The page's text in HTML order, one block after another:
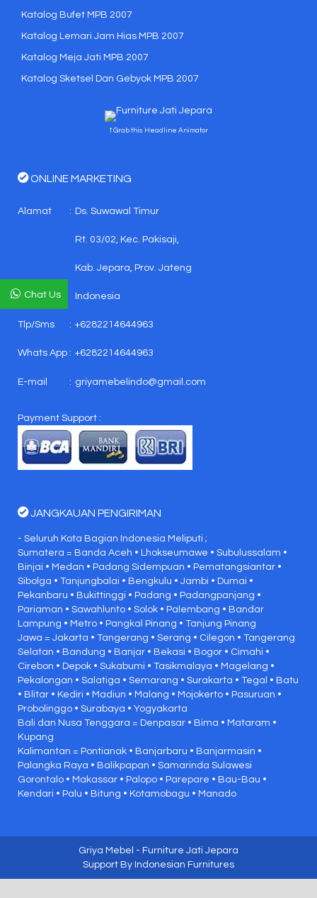
Katalog Bufet MPB 2007
Katalog Lemari Jam Hias MPB 2007
Katalog Meja Jati MPB 2007
Katalog Sketsel Dan Gebyok MPB 2007
↑ Grab this Headline Animator
ONLINE MARKETING
Alamat : Ds. Suwawal Timur
Rt. 03/02, Kec. Pakisaji,
Kab. Jepara, Prov. Jateng
Indonesia
Tlp/Sms : +6282214644963
Whats App : +6282214644963
E-mail : griyamebelindo@gmail.com
Payment Support :
JANGKAUAN PENGIRIMAN
- Seluruh Kota Bagian Indonesia Meliputi ;
Sumatera = Banda Aceh • Lhokseumawe • Subulussalam •
Binjai • Medan • Padang Sidempuan • Pematangsiantar •
Sibolga • Tanjungbalai • Bengkulu • Jambi • Dumai •
Pekanbaru • Bukittinggi • Padang • Padangpanjang •
Pariaman • Sawahlunto • Solok • Palembang • Bandar
Lampung • Metro • Pangkal Pinang • Tanjung Pinang
Jawa = Jakarta • Tangerang • Serang • Cilegon • Tangerang
Selatan • Bandung • Banjar • Bekasi • Bogor • Cimahi •
Cirebon • Depok • Sukabumi • Tasikmalaya • Magelang •
Pekalongan • Salatiga • Semarang • Surakarta • Tegal • Batu
• Blitar • Kediri • Madiun • Malang • Mojokerto • Pasuruan •
Probolinggo • Surabaya • Yogyakarta
Bali dan Nusa Tenggara = Denpasar • Bima • Mataram •
Kupang
Kalimantan = Pontianak • Banjarbaru • Banjarmasin •
Palangka Raya • Balikpapan • Samarinda Sulawesi
Gorontalo • Makassar • Palopo • Parepare • Bau-Bau •
Kendari • Palu • Bitung • Kotamobagu • Manado
Griya Mebel - Furniture Jati Jepara
Support By Indonesian Furnitures
Chat Us